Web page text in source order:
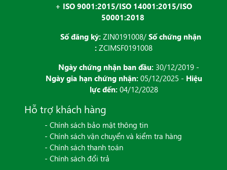
+ ISO 9001:2015/ISO 14001:2015/ISO
50001:2018
Số đăng ký: ZIN0191008/ Số chứng nhận
: ZCIMSF0191008
Ngày chứng nhận ban đầu: 30/12/2019 -
Ngày gia hạn chứng nhận:05/12/2025 - Hiệu
lực đến:04/12/2028
Hỗ trợ khách hàng
- Chính sách bảo mật thông tin
- Chính sách vận chuyển và kiểm tra hàng
- Chính sách thanh toán
- Chính sách đổi trả